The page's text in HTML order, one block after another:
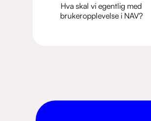
Hva skal vi egentlig med
brukeropplevelse i NAV?